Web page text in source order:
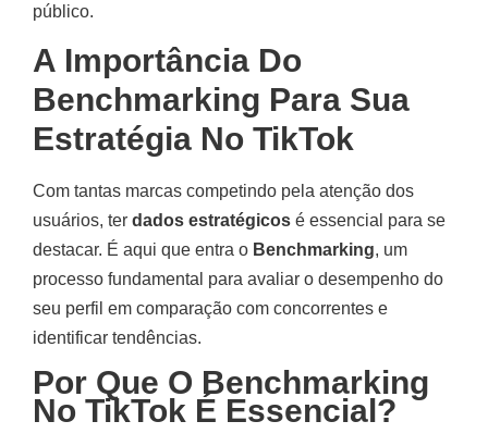
público.
A Importância Do
Benchmarking Para Sua
Estratégia No TikTok
Com tantas marcas competindo pela atenção dos
usuários, ter dados estratégicos é essencial para se
destacar. É aqui que entra o Benchmarking, um
processo fundamental para avaliar o desempenho do
seu perfil em comparação com concorrentes e
identificar tendências.
Por Que O Benchmarking
No TikTok É Essencial?